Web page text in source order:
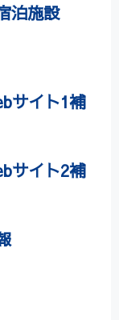
泊施設
サイト1補
サイト2補